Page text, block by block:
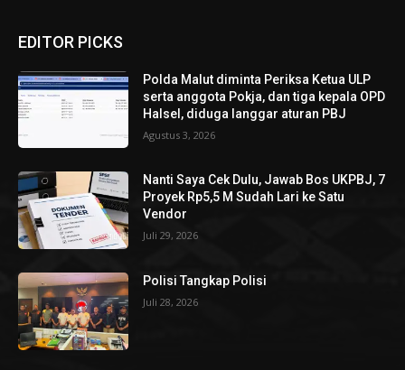
EDITOR PICKS
Polda Malut diminta Periksa Ketua ULP
serta anggota Pokja, dan tiga kepala OPD
Halsel, diduga langgar aturan PBJ
Agustus 3, 2026
Nanti Saya Cek Dulu, Jawab Bos UKPBJ, 7
Proyek Rp5,5 M Sudah Lari ke Satu
Vendor
Juli 29, 2026
Polisi Tangkap Polisi
Juli 28, 2026